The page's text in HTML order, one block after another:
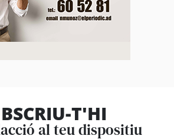
T'HI
al teu dispositiu